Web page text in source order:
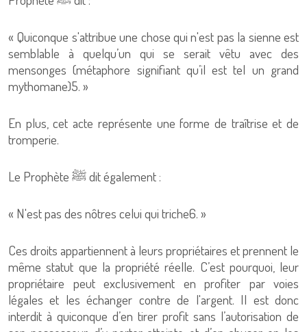
« Quiconque s'attribue une chose qui n'est pas la sienne est
semblable à quelqu’un qui se serait vêtu avec des
mensonges (métaphore signifiant qu’il est tel un grand
mythomane)5. »
En plus, cet acte représente une forme de traîtrise et de
tromperie.
Le Prophète ﷺ dit également :
« N'est pas des nôtres celui qui triche6. »
Ces droits appartiennent à leurs propriétaires et prennent le
même statut que la propriété réelle. C’est pourquoi, leur
propriétaire peut exclusivement en profiter par voies
légales et les échanger contre de l'argent. Il est donc
interdit à quiconque d’en tirer profit sans l’autorisation de